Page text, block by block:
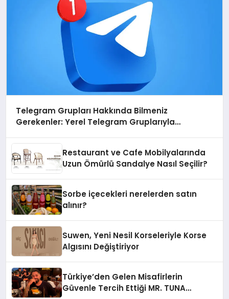
Telegram Grupları Hakkında Bilmeniz
Gerekenler: Yerel Telegram Gruplarıyla
Restaurant ve Cafe Mobilyalarında
Uzun Ömürlü Sandalye Nasıl Seçilir?
Sorbe içecekleri nerelerden satın
alınır?
Suwen, Yeni Nesil Korseleriyle Korse
Algısını Değiştiriyor
Türkiye’den Gelen Misafirlerin
Güvenle Tercih Ettiği MR. TUNA